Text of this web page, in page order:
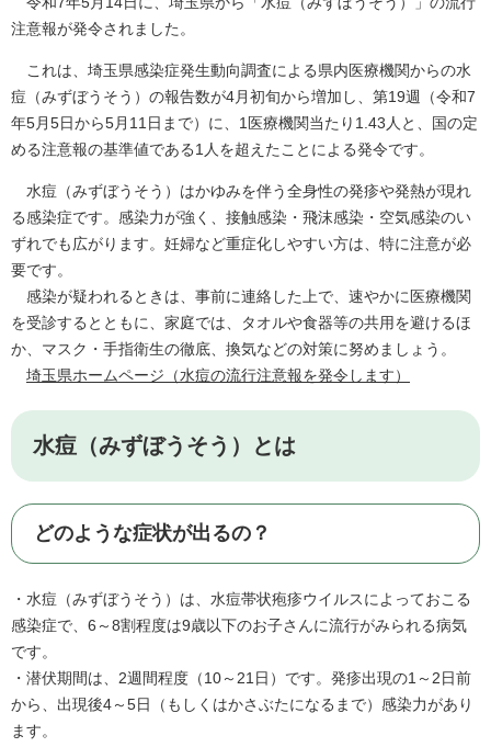
注意報が発令されました。
これは、埼玉県感染症発生動向調査による県内医療機関からの水
痘（みずぼうそう）の報告数が4月初旬から増加し、第19週（令和7
年5月5日から5月11日まで）に、1医療機関当たり1.43人と、国の定
める注意報の基準値である1人を超えたことによる発令です。
水痘（みずぼうそう）はかゆみを伴う全身性の発疹や発熱が現れ
る感染症です。感染力が強く、接触感染・飛沫感染・空気感染のい
ずれでも広がります。妊婦など重症化しやすい方は、特に注意が必
要です。
感染が疑われるときは、事前に連絡した上で、速やかに医療機関
を受診するとともに、家庭では、タオルや食器等の共用を避けるほ
か、マスク・手指衛生の徹底、換気などの対策に努めましょう。
埼玉県ホームページ（水痘の流行注意報を発令します）
水痘（みずぼうそう）とは
どのような症状が出るの？
・水痘（みずぼうそう）は、水痘帯状疱疹ウイルスによっておこる
感染症で、6～8割程度は9歳以下のお子さんに流行がみられる病気
です。
・潜伏期間は、2週間程度（10～21日）です。発疹出現の1～2日前
から、出現後4～5日（もしくはかさぶたになるまで）感染力があり
ます。